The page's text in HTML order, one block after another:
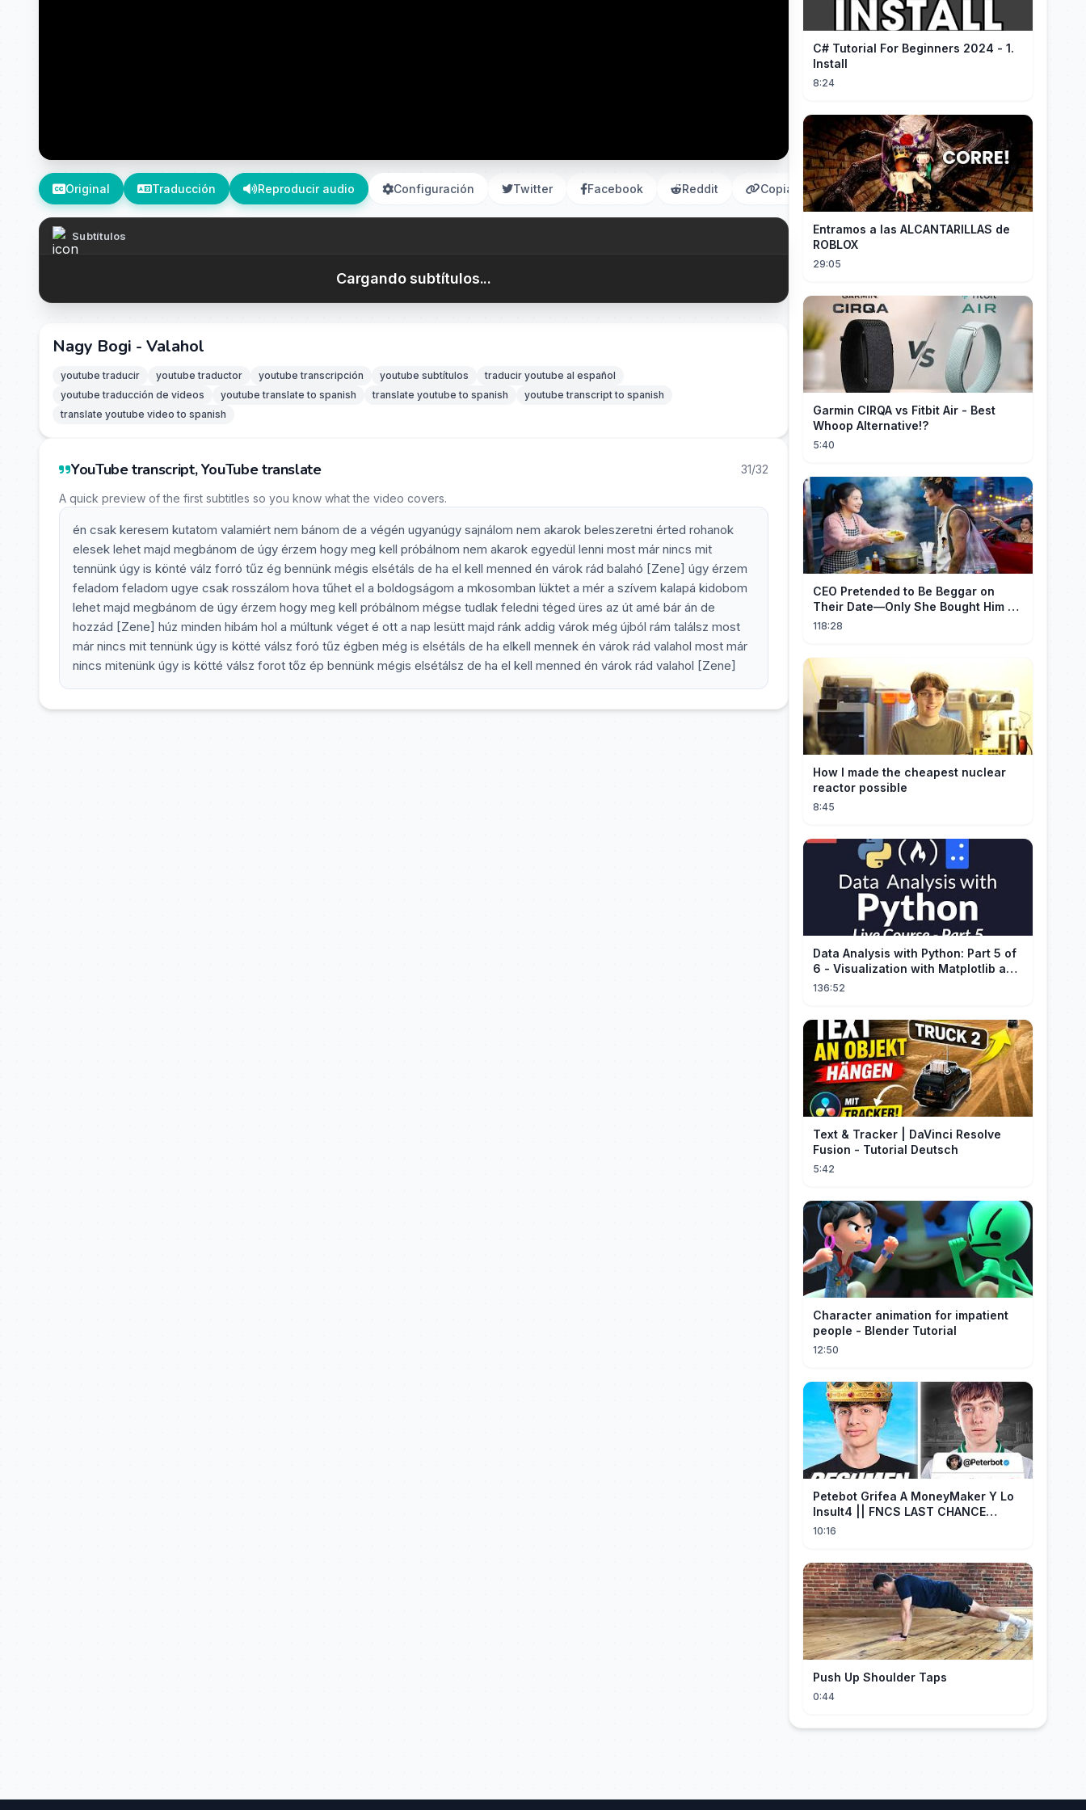
Original Traducción Reproducir audio Configuración Twitter Facebook Reddit Copiar
Subtítulos
Cargando subtítulos...
Nagy Bogi - Valahol
youtube traducir youtube traductor youtube transcripción youtube subtítulos
traducir youtube al español
youtube traducción de videos
youtube translate to spanish translate youtube to spanish
youtube transcript to spanish
translate youtube video to spanish
YouTube transcript, YouTube translate 31/32
A quick preview of the first subtitles so you know what the video covers.
én csak keresem kutatom valamiért nem bánom de a végén ugyanúgy sajnálom nem akarok beleszeretni érted rohanok
elesek lehet majd megbánom de úgy érzem hogy meg kell próbálnom nem akarok egyedül lenni most már nincs mit
tennünk úgy is könté válz forró tűz ég bennünk mégis elsétáls de ha el kell menned én várok rád balahó [Zene] úgy érzem
feladom feladom ugye csak rosszálom hova tűhet el a boldogságom a mkosomban lüktet a mér a szívem kalapá kidobom
lehet majd megbánom de úgy érzem hogy meg kell próbálnom mégse tudlak feledni téged üres az út amé bár án de
hozzád [Zene] húz minden hibám hol a múltunk véget é ott a nap lesütt majd ránk addig várok még újból rám találsz most
már nincs mit tennünk úgy is kötté válsz foró tűz égben még is elsétáls de ha elkell mennek én várok rád valahol most már
nincs mitenünk úgy is kötté válsz forot tőz ép bennünk mégis elsétálsz de ha el kell menned én várok rád valahol [Zene]
C# Tutorial For Beginners 2024 - 1.
Install
8:24
Entramos a las ALCANTARILLAS de
ROBLOX
29:05
Garmin CIRQA vs Fitbit Air - Best
Whoop Alternative!?
5:40
CEO Pretended to Be Beggar on
Their Date—Only She Bought Him a
Meal, and He Fell in Love!
118:28
How I made the cheapest nuclear
reactor possible
8:45
Data Analysis with Python: Part 5 of
6 - Visualization with Matplotlib and
Seaborn (Live Course)
136:52
Text & Tracker | DaVinci Resolve
Fusion - Tutorial Deutsch
5:42
Character animation for impatient
people - Blender Tutorial
12:50
Petebot Grifea A MoneyMaker Y Lo
Insult4 || FNCS LAST CHANCE
Resumen
10:16
Push Up Shoulder Taps
0:44